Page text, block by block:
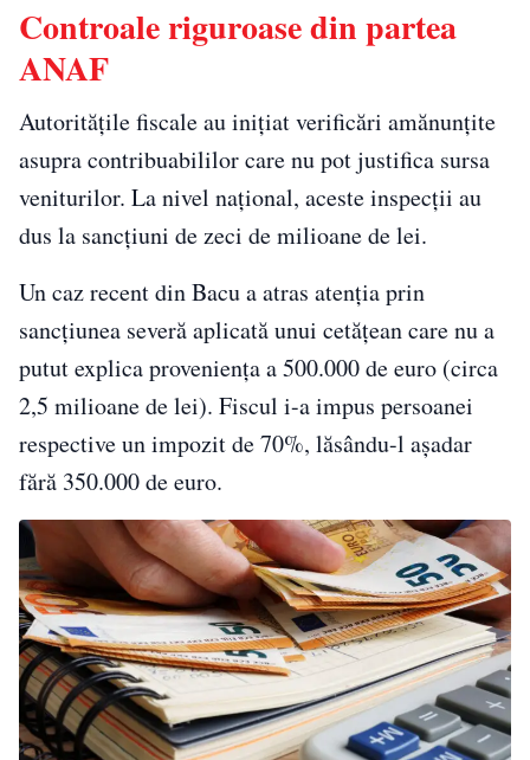
Controale riguroase din partea
ANAF
Autoritățile fiscale au inițiat verificări amănunțite
asupra contribuabililor care nu pot justifica sursa
veniturilor. La nivel național, aceste inspecții au
dus la sancțiuni de zeci de milioane de lei.
Un caz recent din Bacu a atras atenția prin
sancțiunea severă aplicată unui cetățean care nu a
putut explica proveniența a 500.000 de euro (circa
2,5 milioane de lei). Fiscul i-a impus persoanei
respective un impozit de 70%, lăsându-l așadar
fără 350.000 de euro.